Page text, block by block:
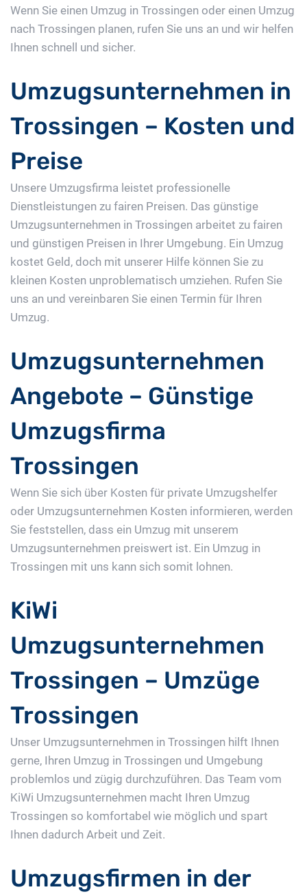
Wenn Sie einen Umzug in Trossingen oder einen Umzug
nach Trossingen planen, rufen Sie uns an und wir helfen
Ihnen schnell und sicher.
Umzugsunternehmen in
Trossingen – Kosten und
Preise
Unsere Umzugsfirma leistet professionelle
Dienstleistungen zu fairen Preisen. Das günstige
Umzugsunternehmen in Trossingen arbeitet zu fairen
und günstigen Preisen in Ihrer Umgebung. Ein Umzug
kostet Geld, doch mit unserer Hilfe können Sie zu
kleinen Kosten unproblematisch umziehen. Rufen Sie
uns an und vereinbaren Sie einen Termin für Ihren
Umzug.
Umzugsunternehmen
Angebote – Günstige
Umzugsfirma
Trossingen
Wenn Sie sich über Kosten für private Umzugshelfer
oder Umzugsunternehmen Kosten informieren, werden
Sie feststellen, dass ein Umzug mit unserem
Umzugsunternehmen preiswert ist. Ein Umzug in
Trossingen mit uns kann sich somit lohnen.
KiWi
Umzugsunternehmen
Trossingen – Umzüge
Trossingen
Unser Umzugsunternehmen in Trossingen hilft Ihnen
gerne, Ihren Umzug in Trossingen und Umgebung
problemlos und zügig durchzuführen. Das Team vom
KiWi Umzugsunternehmen macht Ihren Umzug
Trossingen so komfortabel wie möglich und spart
Ihnen dadurch Arbeit und Zeit.
Umzugsfirmen in der